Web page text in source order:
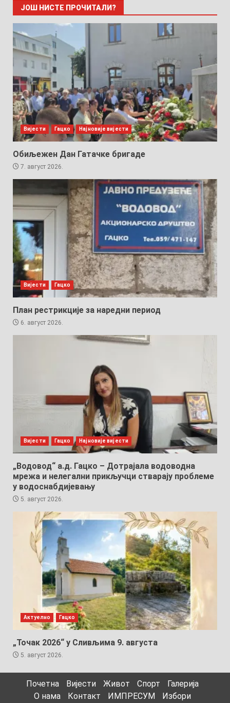
ЈОШ НИСТЕ ПРОЧИТАЛИ?
Вијести Гацко Најновије вијести
Обиљежен Дан Гатачке бригаде
7. август 2026.
Вијести Гацко
План рестрикције за наредни период
6. август 2026.
Вијести Гацко Најновије вијести
„Водовод“ а.д. Гацко – Дотрајала водоводна
мрежа и нелегални прикључци стварају проблеме
у водоснабдијевању
5. август 2026.
Актуелно Гацко
„Точак 2026“ у Сливљима 9. августа
5. август 2026.
Почетна Вијести Живот Спорт
Галерија
О нама
Контакт ИМПРЕСУМ Избори